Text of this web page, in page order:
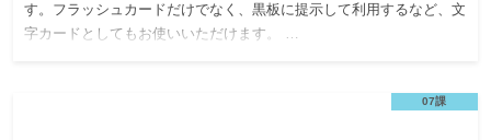
す。フラッシュカードだけでなく、黒板に提示して利用するなど、文
字カードとしてもお使いいただけます。 …
07課